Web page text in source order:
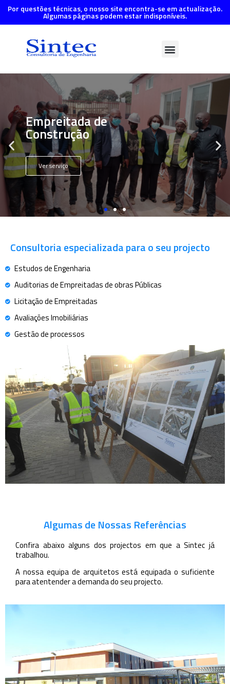
Por questões técnicas, o nosso site encontra-se em actualização.
Algumas páginas podem estar indisponíveis.
Consultoria especializada para o seu projecto
Estudos de Engenharia
Auditorias de Empreitadas de obras Públicas
Licitação de Empreitadas
Avaliações Imobiliárias
Gestão de processos
Algumas de Nossas Referências
Confira abaixo alguns dos projectos em que a Sintec já
trabalhou.
A nossa equipa de arquitetos está equipada o suficiente
para atentender a demanda do seu projecto.